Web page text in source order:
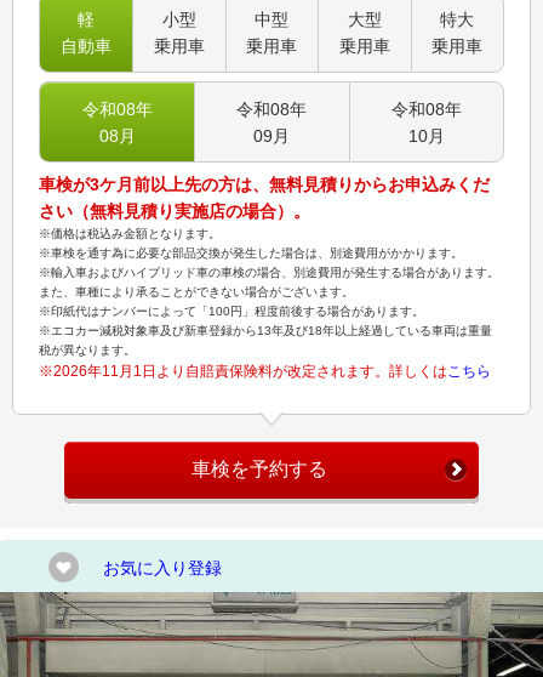
軽
自動車
小型
乗用車
中型
乗用車
大型
乗用車
特大
乗用車
令和08年
08 月
令和08年
09 月
令和08年
10月
車検が3ケ月前以上先の方は、無料見積りからお申込みくだ
さい（無料見積り実施店の場合）。
※価格は税込み金額となります。
※車検を通す為に必要な部品交換が発生した場合は、別途費用がかかります。
※輸入車およびハイブリッド車の車検の場合、別途費用が発生する場合があります。
また、車種により承ることができない場合がございます。
※印紙代はナンバーによって「100円」程度前後する場合があります。
※エコカー減税対象車及び新車登録から13年及び18年以上経過している車両は重量
税が異なります。
※2026年11月1日より自賠責保険料が改定されます。詳しくはこちら
車検を予約する
お気に入り登録